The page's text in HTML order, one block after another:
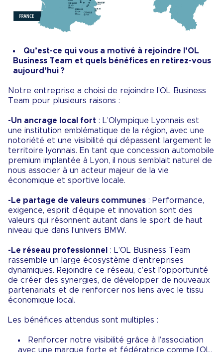
Qu’est-ce qui vous a motivé à rejoindre l’OL
Business Team et quels bénéfices en retirez-vous
aujourd’hui ?
Notre entreprise a choisi de rejoindre l’OL Business
Team pour plusieurs raisons :
-Un ancrage local fort : L’Olympique Lyonnais est
une institution emblématique de la région, avec une
notoriété et une visibilité qui dépassent largement le
territoire lyonnais. En tant que concession automobile
premium implantée à Lyon, il nous semblait naturel de
nous associer à un acteur majeur de la vie
économique et sportive locale.
-Le partage de valeurs communes : Performance,
exigence, esprit d’équipe et innovation sont des
valeurs qui résonnent autant dans le sport de haut
niveau que dans l’univers BMW.
-Le réseau professionnel
: L’OL Business Team
rassemble un large écosystème d’entreprises
dynamiques. Rejoindre ce réseau, c’est l’opportunité
de créer des synergies, de développer de nouveaux
partenariats et de renforcer nos liens avec le tissu
économique local.
Les bénéfices attendus sont multiples :
Renforcer notre visibilité grâce à l’association
avec une marque forte et fédératrice comme l’OL.